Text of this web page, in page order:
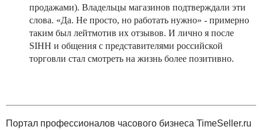
продажами). Владельцы магазинов подтверждали эти
слова. «Да. Не просто, но работать нужно» - примерно
таким был лейтмотив их отзывов. И лично я после
SIHH и общения с представителями российской
торговли стал смотреть на жизнь более позитивно.
Портал профессионалов часового бизнеса TimeSeller.ru